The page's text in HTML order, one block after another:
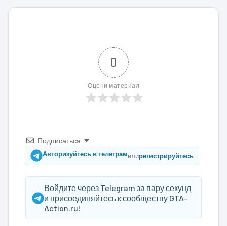
0
Оцени материал
Подписаться
Авторизуйтесь в телеграмилирегистрируйтесь
Войдите через Telegram за пару секунд
и присоединяйтесь к сообществу GTA-
Action.ru!